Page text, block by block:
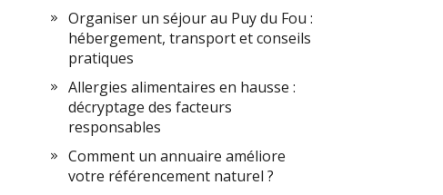
Organiser un séjour au Puy du Fou :
hébergement, transport et conseils
pratiques
Allergies alimentaires en hausse :
décryptage des facteurs
responsables
Comment un annuaire améliore
votre référencement naturel ?